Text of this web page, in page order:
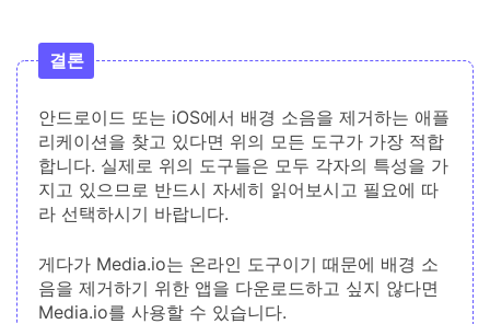
결론
안드로이드 또는 iOS에서 배경 소음을 제거하는 애플
리케이션을 찾고 있다면 위의 모든 도구가 가장 적합
합니다. 실제로 위의 도구들은 모두 각자의 특성을 가
지고 있으므로 반드시 자세히 읽어보시고 필요에 따
라 선택하시기 바랍니다.
게다가 Media.io는 온라인 도구이기 때문에 배경 소
음을 제거하기 위한 앱을 다운로드하고 싶지 않다면
Media.io를 사용할 수 있습니다.